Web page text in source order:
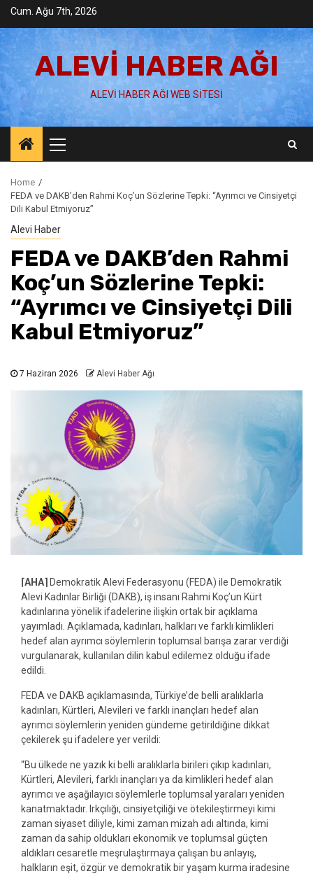
Skip
content
Cum. Ağu 7th, 2026
ALEVI HABER AĞI
ALEVI HABER AĞI WEB SITESI
Menu
Home
FEDA ve DAKB’den Rahmi Koç’un Sözlerine Tepki: “Ayrımcı ve Cinsiyetçi
Dili Kabul Etmiyoruz”
Alevi Haber
FEDA ve DAKB’den Rahmi
Koç’un Sözlerine Tepki:
“Ayrımcı ve Cinsiyetçi Dili
Kabul Etmiyoruz”
7 Haziran 2026 Alevi Haber Ağı
⌈AHA⌉ Demokratik Alevi Federasyonu (FEDA) ile Demokratik
Alevi Kadınlar Birliği (DAKB), iş insanı Rahmi Koç’un Kürt
kadınlarına yönelik ifadelerine ilişkin ortak bir açıklama
yayımladı. Açıklamada, kadınları, halkları ve farklı kimlikleri
hedef alan ayrımcı söylemlerin toplumsal barışa zarar verdiği
vurgulanarak, kullanılan dilin kabul edilemez olduğu ifade
edildi.
FEDA ve DAKB açıklamasında, Türkiye’de belli aralıklarla
kadınları, Kürtleri, Alevileri ve farklı inançları hedef alan
ayrımcı söylemlerin yeniden gündeme getirildiğine dikkat
çekilerek şu ifadelere yer verildi:
“Bu ülkede ne yazık ki belli aralıklarla birileri çıkıp kadınları,
Kürtleri, Alevileri, farklı inançları ya da kimlikleri hedef alan
ayrımcı ve aşağılayıcı söylemlerle toplumsal yaraları yeniden
kanatmaktadır. Irkçılığı, cinsiyetçiliği ve ötekileştirmeyi kimi
zaman siyaset diliyle, kimi zaman mizah adı altında, kimi
zaman da sahip oldukları ekonomik ve toplumsal güçten
aldıkları cesaretle meşrulaştırmaya çalışan bu anlayış,
halkların eşit, özgür ve demokratik bir yaşam kurma iradesine